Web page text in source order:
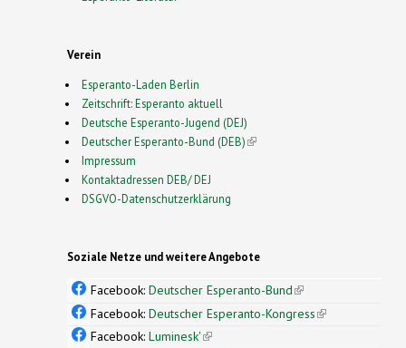
Verein
Esperanto-Laden Berlin
Zeitschrift: Esperanto aktuell
Deutsche Esperanto-Jugend (DEJ)
Deutscher Esperanto-Bund (DEB)(link is external)
Impressum
Kontaktadressen DEB/ DEJ
DSGVO-Datenschutzerklärung
Soziale Netze und weitere Angebote
Facebook: Deutscher Esperanto-Bund(link is
external)
Facebook: Deutscher Esperanto-Kongress(link is
Facebook: Luminesk'(link is external)